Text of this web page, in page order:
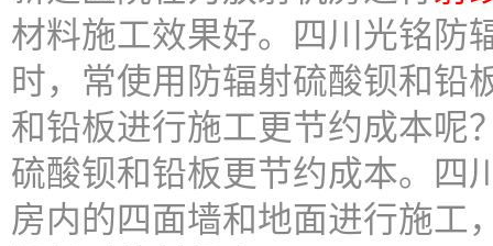
材料施工效果好。四川光铭防
时，常使用防辐射硫酸钡和铅
和铅板进行施工更节约成本呢
硫酸钡和铅板更节约成本。四
房内的四面墙和地面进行施工